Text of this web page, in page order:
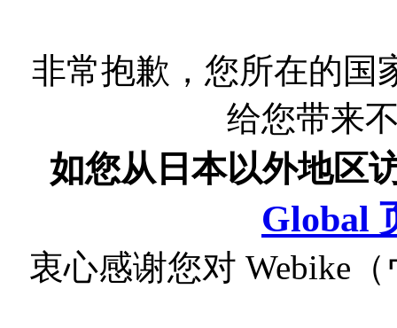
非常抱歉，您所在的国
给您带来
如您从日本以外地区
Global
衷心感谢您对 Webike